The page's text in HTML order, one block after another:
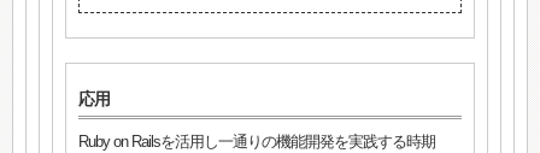
応用
Ruby on Railsを活用し一通りの機能開発を実践する時期